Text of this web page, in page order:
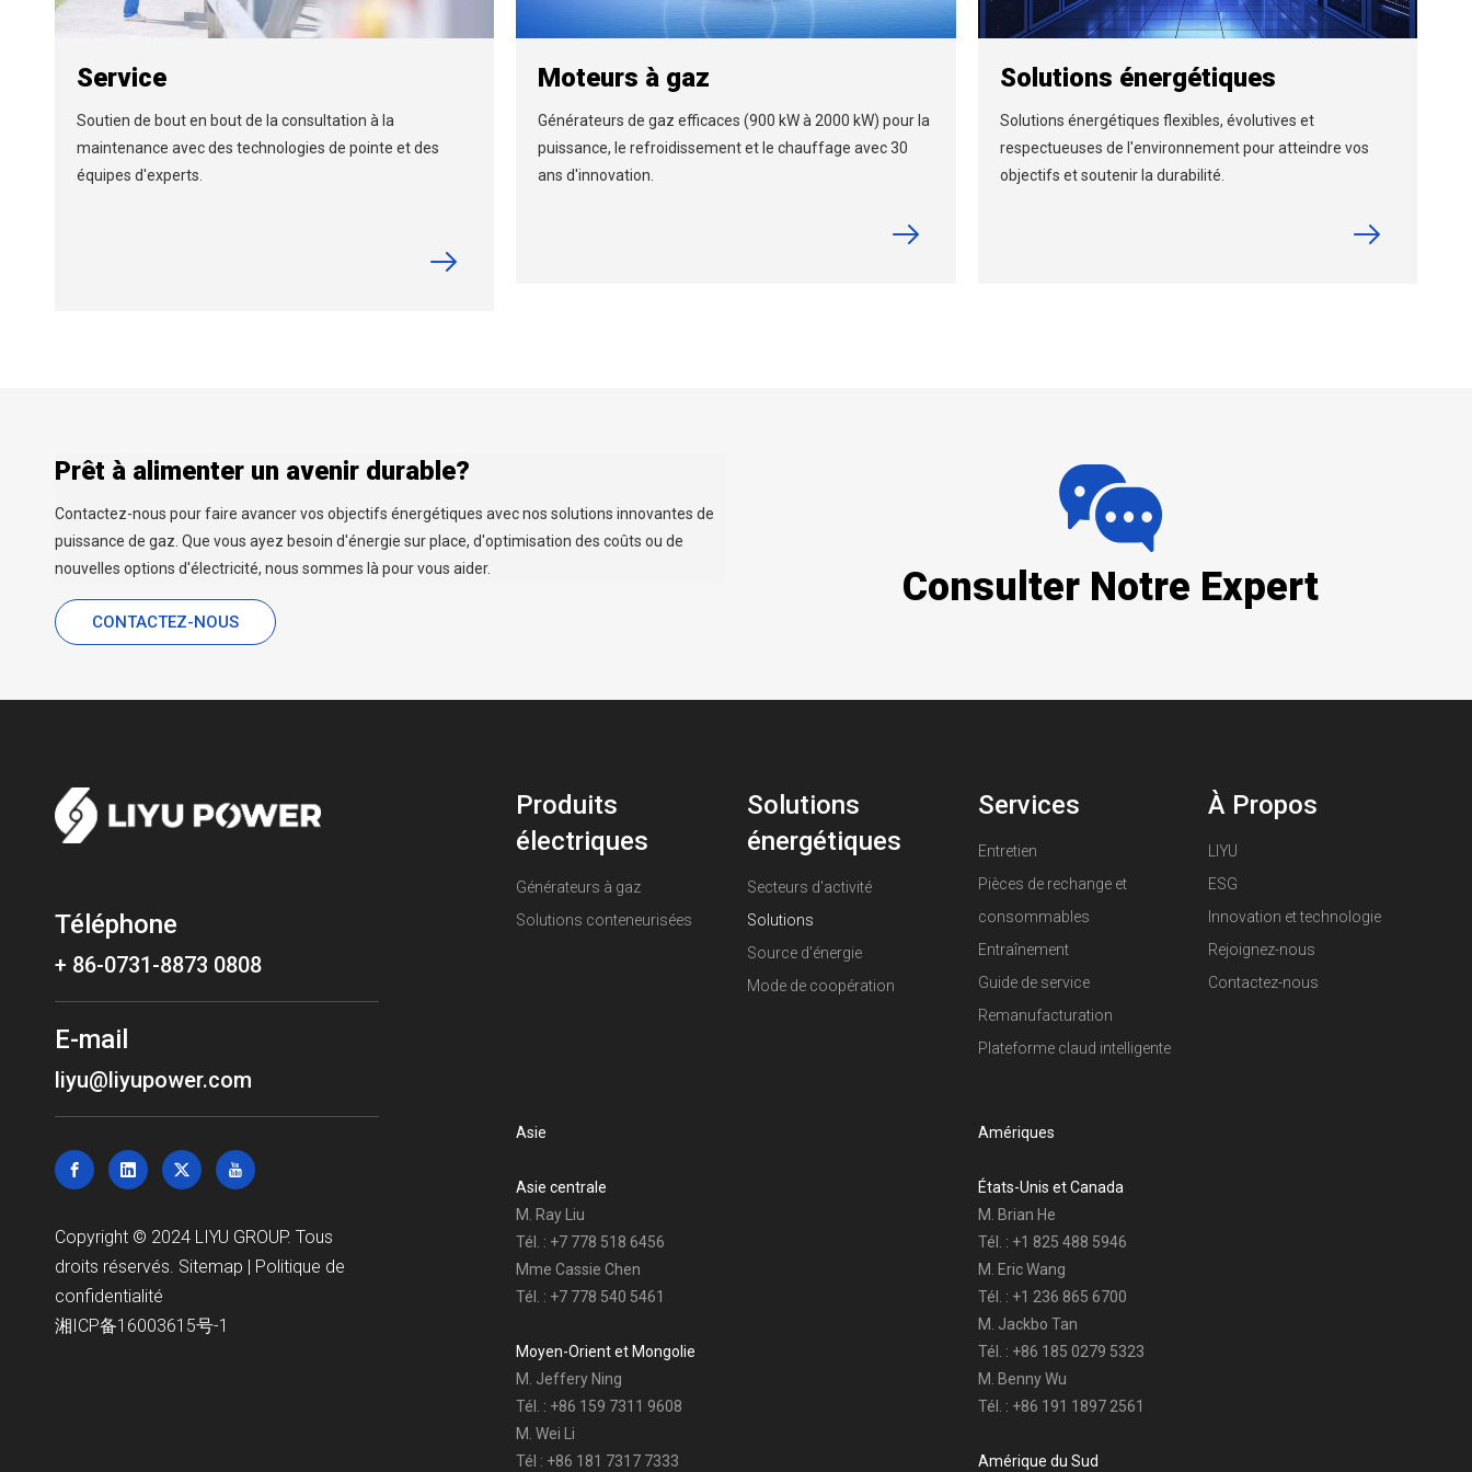
Service
Soutien de bout en bout de la consultation à la
maintenance avec des technologies de pointe et des
équipes d'experts.
Moteurs à gaz
Générateurs de gaz efficaces (900 kW à 2000 kW) pour la
puissance, le refroidissement et le chauffage avec 30
ans d'innovation.
Solutions énergétiques
Solutions énergétiques flexibles, évolutives et
respectueuses de l'environnement pour atteindre vos
objectifs et soutenir la durabilité.
Prêt à alimenter un avenir durable?
Contactez-nous pour faire avancer vos objectifs énergétiques avec nos solutions innovantes de
puissance de gaz. Que vous ayez besoin d'énergie sur place, d'optimisation des coûts ou de
nouvelles options d'électricité, nous sommes là pour vous aider.
CONTACTEZ-NOUS
Consulter Notre Expert
Téléphone
+ 86-0731-8873 0808
E-mail
liyu@liyupower.com
Copyright © 2024 LIYU GROUP. Tous
droits réservés. Sitemap | Politique de
confidentialité
湘ICP备16003615号-1
Produits
électriques
Générateurs à gaz
Solutions conteneurisées
Solutions
énergétiques
Secteurs d'activité
Solutions
Source d'énergie
Mode de coopération
Services
Entretien
Pièces de rechange et
consommables
Entraînement
Guide de service
Remanufacturation
Plateforme claud intelligente
À Propos
LIYU
ESG
Innovation et technologie
Rejoignez-nous
Contactez-nous
Asie
Asie centrale
M. Ray Liu
Tél. : +7 778 518 6456
Mme Cassie Chen
Tél. : +7 778 540 5461
Moyen-Orient et Mongolie
M. Jeffery Ning
Tél. : +86 159 7311 9608
M. Wei Li
Tél : +86 181 7317 7333
Amériques
États-Unis et Canada
M. Brian He
Tél. : +1 825 488 5946
M. Eric Wang
Tél. : +1 236 865 6700
M. Jackbo Tan
Tél. : +86 185 0279 5323
M. Benny Wu
Tél. : +86 191 1897 2561
Amérique du Sud